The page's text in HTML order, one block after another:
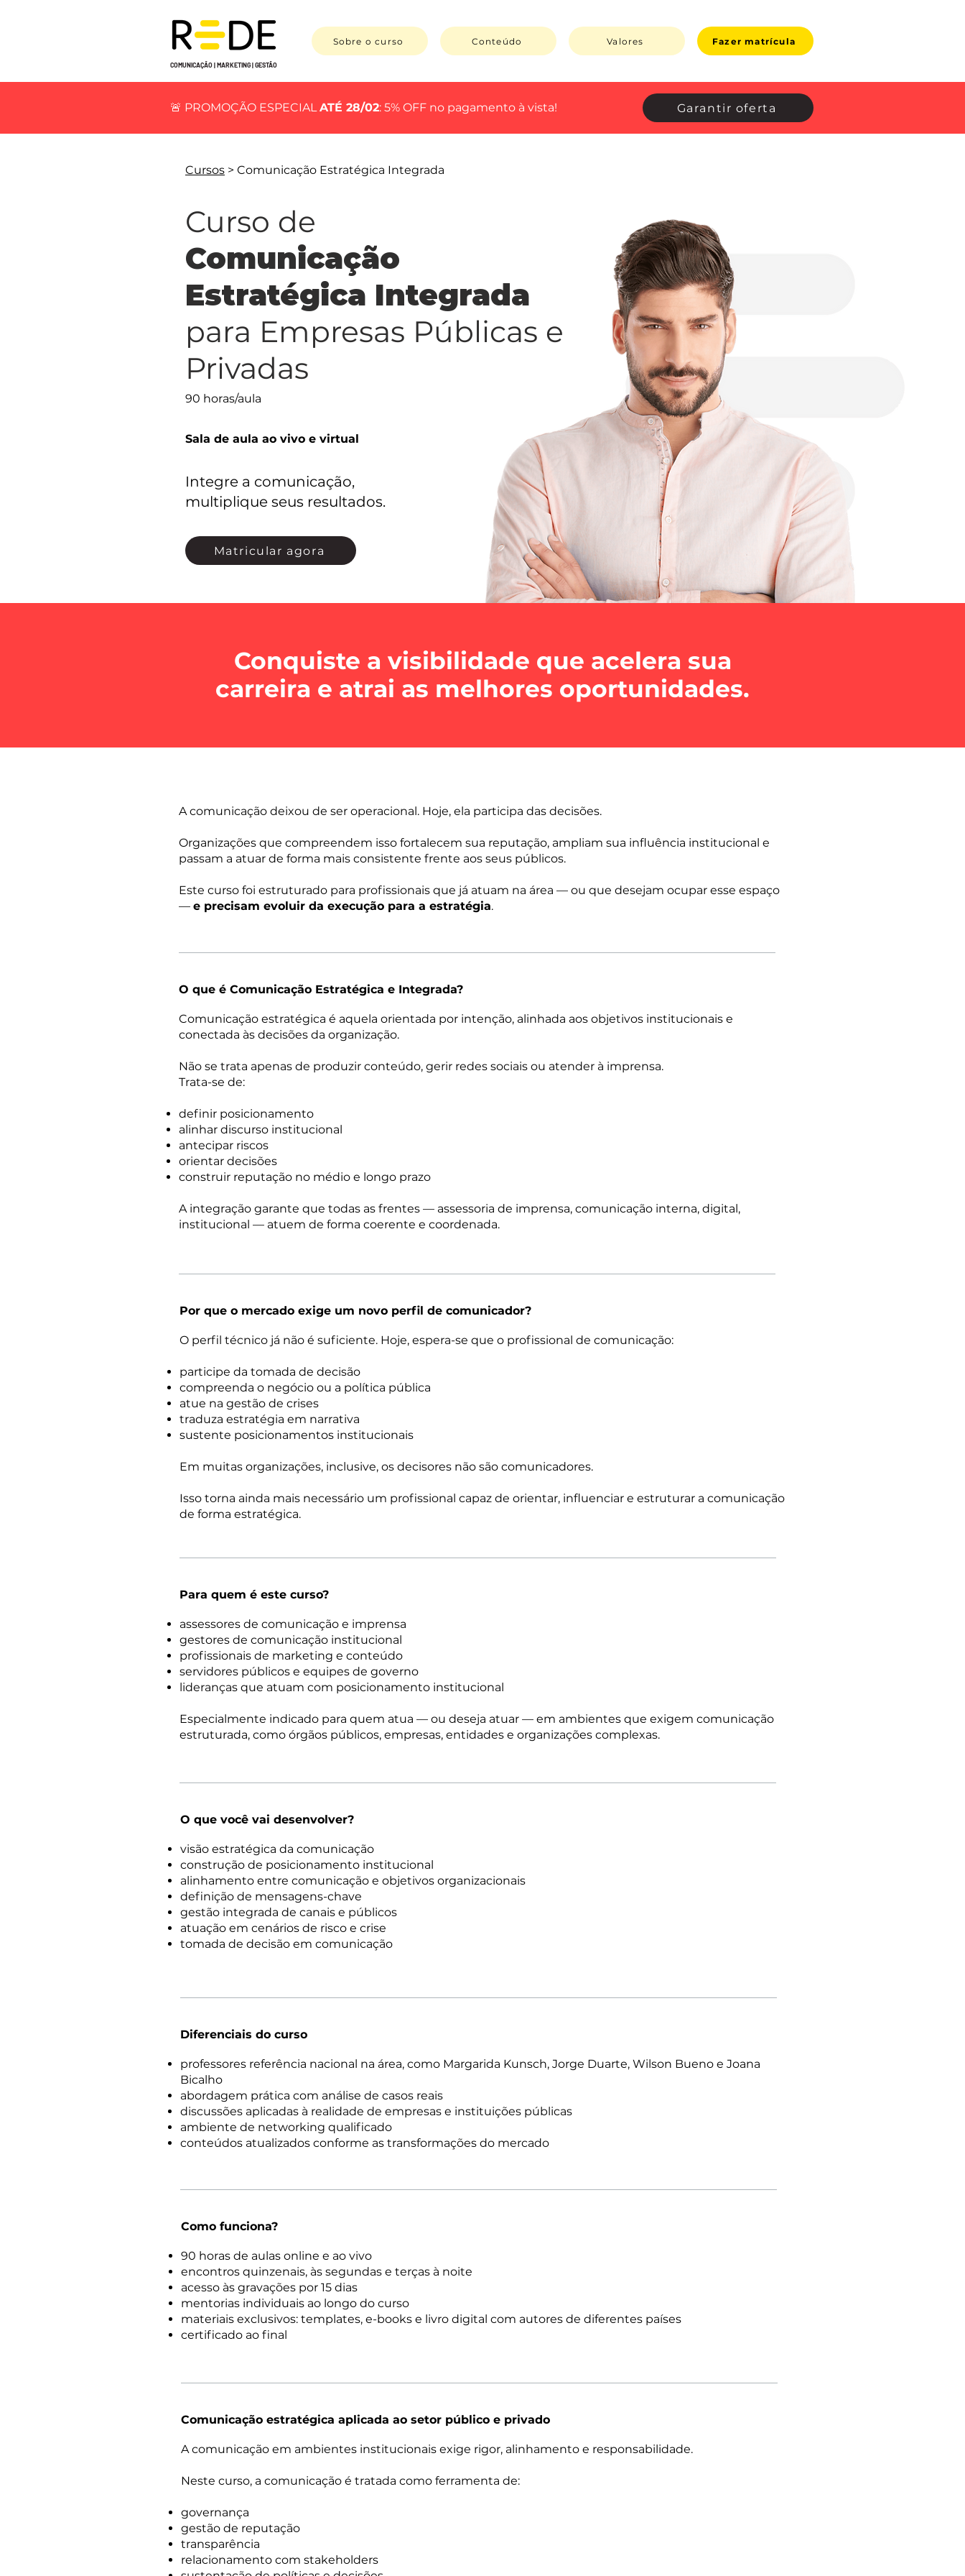
COMUNICAÇÃO | MARKETING | GESTÃO
Sobre o curso Conteúdo Valores Fazer matrícula
🚨 PROMOÇÃO ESPECIALATÉ 28/02: 5% OFF no pagamento à vista! Garantir oferta
Cursos > Comunicação Estratégica Integrada
Sala de aula ao vivo e virtual
90 horas/aula
Integre a comunicação,
multiplique seus resultados.
Matricular agora
Curso de
Comunicação
Estratégica Integrada
para Empresas Públicas e
Privadas
Conquiste a visibilidade que acelera sua
carreira e atrai as melhores oportunidades.
A comunicação deixou de ser operacional. Hoje, ela participa das decisões.
Organizações que compreendem isso fortalecem sua reputação, ampliam sua influência institucional e
passam a atuar de forma mais consistente frente aos seus públicos.
Este curso foi estruturado para profissionais que já atuam na área — ou que desejam ocupar esse espaço
— e precisam evoluir da execução para a estratégia.
O que é Comunicação Estratégica e Integrada?
Comunicação estratégica é aquela orientada por intenção, alinhada aos objetivos institucionais e
conectada às decisões da organização.
Não se trata apenas de produzir conteúdo, gerir redes sociais ou atender à imprensa.
Trata-se de:
definir posicionamento
alinhar discurso institucional
antecipar riscos
orientar decisões
construir reputação no médio e longo prazo
A integração garante que todas as frentes — assessoria de imprensa, comunicação interna, digital,
institucional — atuem de forma coerente e coordenada.
Por que o mercado exige um novo perfil de comunicador?
O perfil técnico já não é suficiente. Hoje, espera-se que o profissional de comunicação:
participe da tomada de decisão
compreenda o negócio ou a política pública
atue na gestão de crises
traduza estratégia em narrativa
sustente posicionamentos institucionais
Em muitas organizações, inclusive, os decisores não são comunicadores.
Isso torna ainda mais necessário um profissional capaz de orientar, influenciar e estruturar a comunicação
de forma estratégica.
Para quem é este curso?
assessores de comunicação e imprensa
gestores de comunicação institucional
profissionais de marketing e conteúdo
servidores públicos e equipes de governo
lideranças que atuam com posicionamento institucional
Especialmente indicado para quem atua — ou deseja atuar — em ambientes que exigem comunicação
estruturada, como órgãos públicos, empresas, entidades e organizações complexas.
O que você vai desenvolver?
visão estratégica da comunicação
construção de posicionamento institucional
alinhamento entre comunicação e objetivos organizacionais
definição de mensagens-chave
gestão integrada de canais e públicos
atuação em cenários de risco e crise
tomada de decisão em comunicação
Diferenciais do curso
professores referência nacional na área, como Margarida Kunsch, Jorge Duarte, Wilson Bueno e Joana
Bicalho
abordagem prática com análise de casos reais
discussões aplicadas à realidade de empresas e instituições públicas
ambiente de networking qualificado
conteúdos atualizados conforme as transformações do mercado
Como funciona?
90 horas de aulas online e ao vivo
encontros quinzenais, às segundas e terças à noite
acesso às gravações por 15 dias
mentorias individuais ao longo do curso
materiais exclusivos: templates, e-books e livro digital com autores de diferentes países
certificado ao final
Comunicação estratégica aplicada ao setor público e privado
A comunicação em ambientes institucionais exige rigor, alinhamento e responsabilidade.
Neste curso, a comunicação é tratada como ferramenta de:
governança
gestão de reputação
transparência
relacionamento com stakeholders